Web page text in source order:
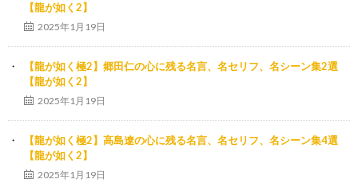
【龍が如く2】
2025年1月19日
【龍が如く極2】郷田仁の心に残る名言、名セリフ、名シーン集2選
【龍が如く2】
2025年1月19日
【龍が如く極2】高島遼の心に残る名言、名セリフ、名シーン集4選
【龍が如く2】
2025年1月19日